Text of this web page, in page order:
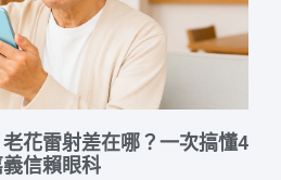
花雷射差在哪？一次搞懂4
信賴眼科